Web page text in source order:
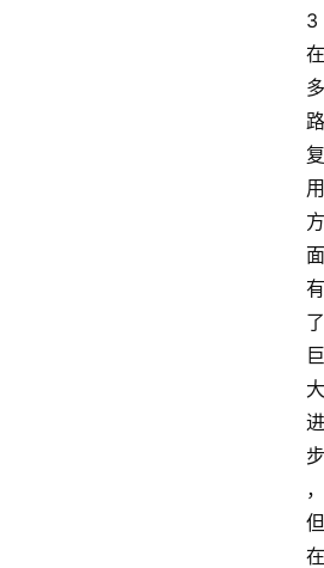
3
在
多
路
复
用
方
面
有
了
巨
大
进
步
，
但
在